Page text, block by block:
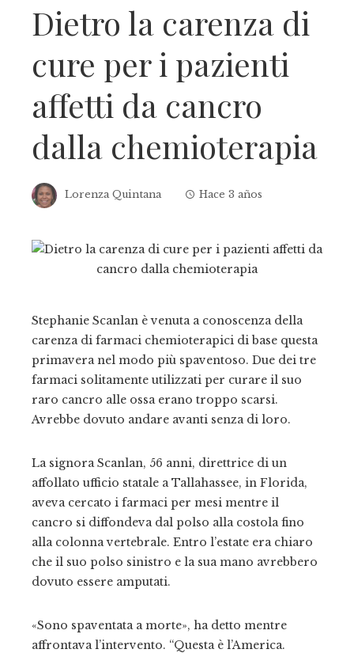
Dietro la carenza di
cure per i pazienti
affetti da cancro
dalla chemioterapia
Lorenza Quintana Hace 3 años
Stephanie Scanlan è venuta a conoscenza della
carenza di farmaci chemioterapici di base questa
primavera nel modo più spaventoso. Due dei tre
farmaci solitamente utilizzati per curare il suo
raro cancro alle ossa erano troppo scarsi.
Avrebbe dovuto andare avanti senza di loro.
La signora Scanlan, 56 anni, direttrice di un
affollato ufficio statale a Tallahassee, in Florida,
aveva cercato i farmaci per mesi mentre il
cancro si diffondeva dal polso alla costola fino
alla colonna vertebrale. Entro l’estate era chiaro
che il suo polso sinistro e la sua mano avrebbero
dovuto essere amputati.
«Sono spaventata a morte», ha detto mentre
affrontava l’intervento. “Questa è l’America.